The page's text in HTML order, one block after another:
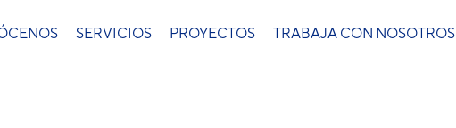
SERVICIOS PROYECTOS TRABAJA CON NOSOTROS